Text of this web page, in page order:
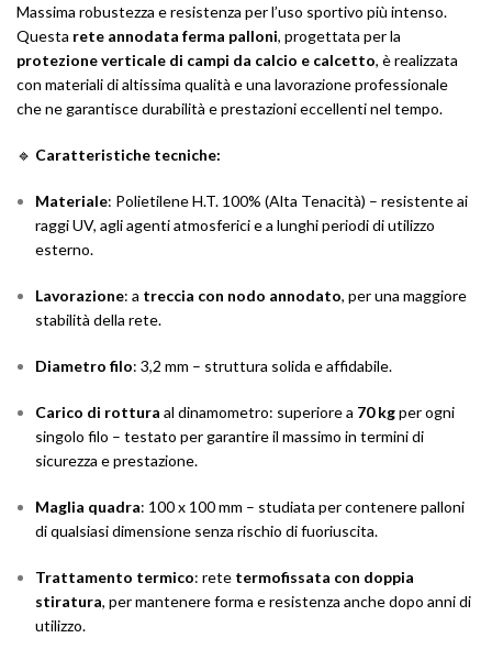
Massima robustezza e resistenza per l’uso sportivo più intenso.
Questa rete annodata ferma palloni, progettata per la
protezione verticale di campi da calcio e calcetto, è realizzata
con materiali di altissima qualità e una lavorazione professionale
che ne garantisce durabilità e prestazioni eccellenti nel tempo.
🔹 Caratteristiche tecniche:
Materiale: Polietilene H.T. 100% (Alta Tenacità) – resistente ai
raggi UV, agli agenti atmosferici e a lunghi periodi di utilizzo
esterno.
Lavorazione: a treccia con nodo annodato, per una maggiore
stabilità della rete.
Diametro filo: 3,2 mm – struttura solida e affidabile.
Carico di rottura al dinamometro: superiore a 70 kgper ogni
singolo filo – testato per garantire il massimo in termini di
sicurezza e prestazione.
Maglia quadra: 100 x 100 mm – studiata per contenere palloni
di qualsiasi dimensione senza rischio di fuoriuscita.
Trattamento termico: rete termofissata con doppia
stiratura, per mantenere forma e resistenza anche dopo anni di
utilizzo.